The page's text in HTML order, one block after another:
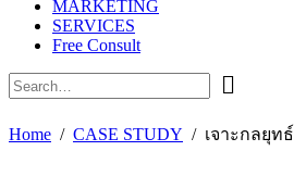
MARKETING
SERVICES
Free Consult
Home CASE STUDY เจาะกลยุท